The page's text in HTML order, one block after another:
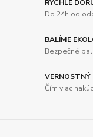
RÝCHLE
Do 24h od
BALÍME
Bezpečné
VERNOSTNÝ
Čím viac